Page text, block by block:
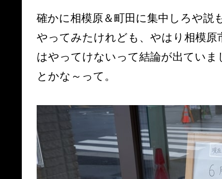
確かに相模原＆町田に集中しろや説
やってみたけれども、やはり相模原
はやってけないって結論が出てい
とかな～って。